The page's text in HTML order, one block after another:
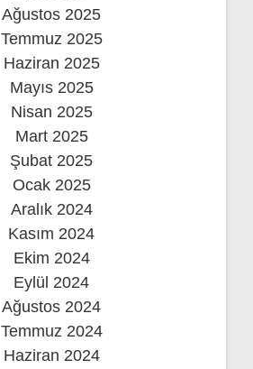
Ağustos 2025
Temmuz 2025
Haziran 2025
Mayıs 2025
Nisan 2025
Mart 2025
Şubat 2025
Ocak 2025
Aralık 2024
Kasım 2024
Ekim 2024
Eylül 2024
Ağustos 2024
Temmuz 2024
Haziran 2024